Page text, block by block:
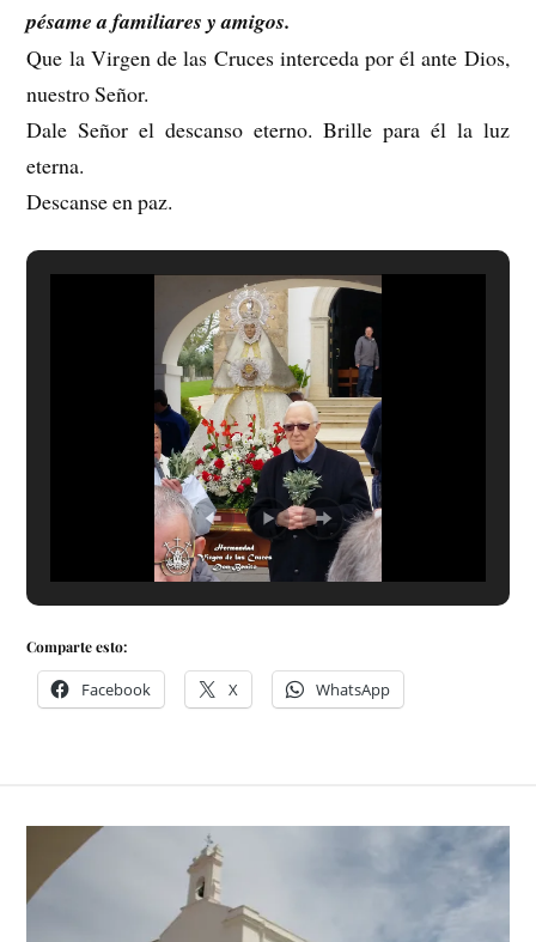
pésame a familiares y amigos.
Que la Virgen de las Cruces interceda por él ante Dios,
nuestro Señor.
Dale Señor el descanso eterno. Brille para él la luz
eterna.
Descanse en paz.
Comparte esto:
Facebook X WhatsApp